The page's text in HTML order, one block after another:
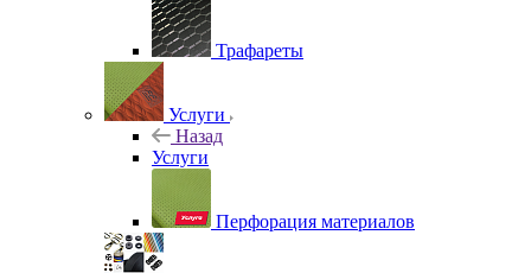
Трафареты
Услуги
Назад
Услуги
Перфорация материалов